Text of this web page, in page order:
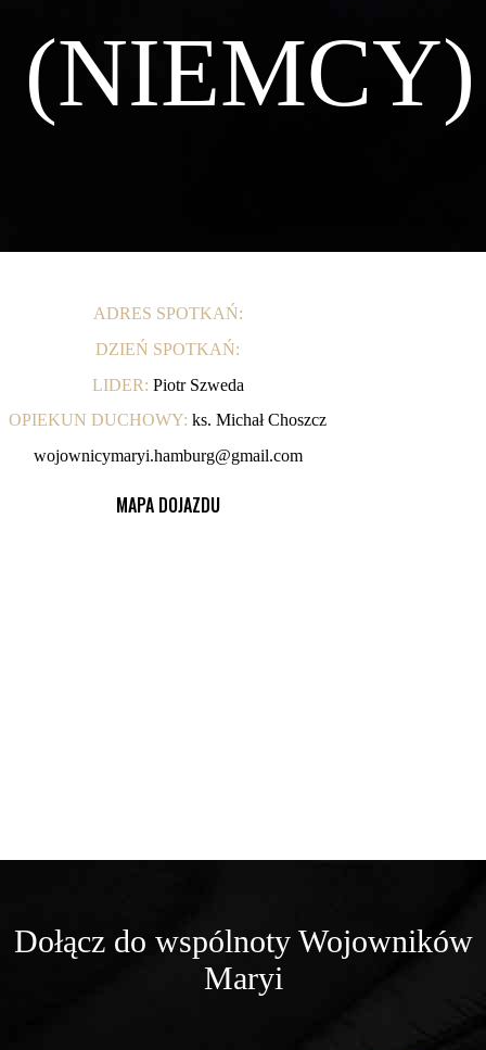
(NIEMCY)
ADRES SPOTKAŃ:
DZIEŃ SPOTKAŃ:
LIDER: Piotr Szweda
OPIEKUN DUCHOWY: ks. Michał Choszcz
wojownicymaryi.hamburg@gmail.com
MAPA DOJAZDU
Dołącz do wspólnoty Wojowników
Maryi